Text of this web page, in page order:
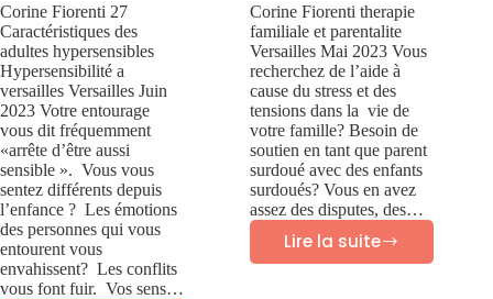
Corine Fiorenti 27
Caractéristiques des
adultes hypersensibles
Hypersensibilité a
versailles Versailles Juin
2023 Votre entourage
vous dit fréquemment
«arrête d’être aussi
sensible ». Vous vous
sentez différents depuis
l’enfance ? Les émotions
des personnes qui vous
entourent vous
envahissent? Les conflits
vous font fuir. Vos sens…
Corine Fiorenti therapie
familiale et parentalite
Versailles Mai 2023 Vous
recherchez de l’aide à
cause du stress et des
tensions dans la vie de
votre famille? Besoin de
soutien en tant que parent
surdoué avec des enfants
surdoués? Vous en avez
assez des disputes, des…
Lire la suite